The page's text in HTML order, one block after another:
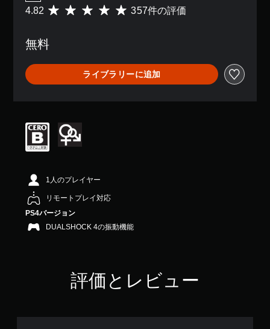
評
は
5
7
、
価
は
5
階
中
の
4
.
8
4.82 357件の評価
無料
ライブラリーに追加
1人のプレイヤー
リモートプレイ対応
PS4バージョン
DUALSHOCK 4の振動機能
評価とレビュー